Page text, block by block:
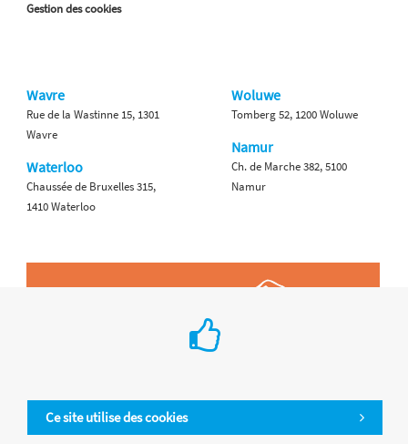
Ce site utilise des cookies
Gestion des cookies
Wavre
Rue de la Wastinne 15, 1301
Wavre
Waterloo
Chaussée de Bruxelles 315,
1410 Waterloo
Woluwe
Tomberg 52, 1200 Woluwe
Namur
Ch. de Marche 382, 5100
Namur